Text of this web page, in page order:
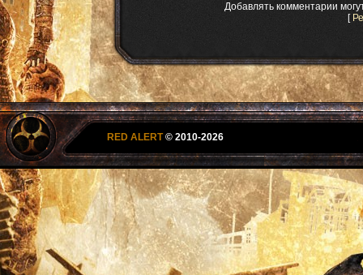
Добавлять комментарии
[
RED ALERT © 2010-2026